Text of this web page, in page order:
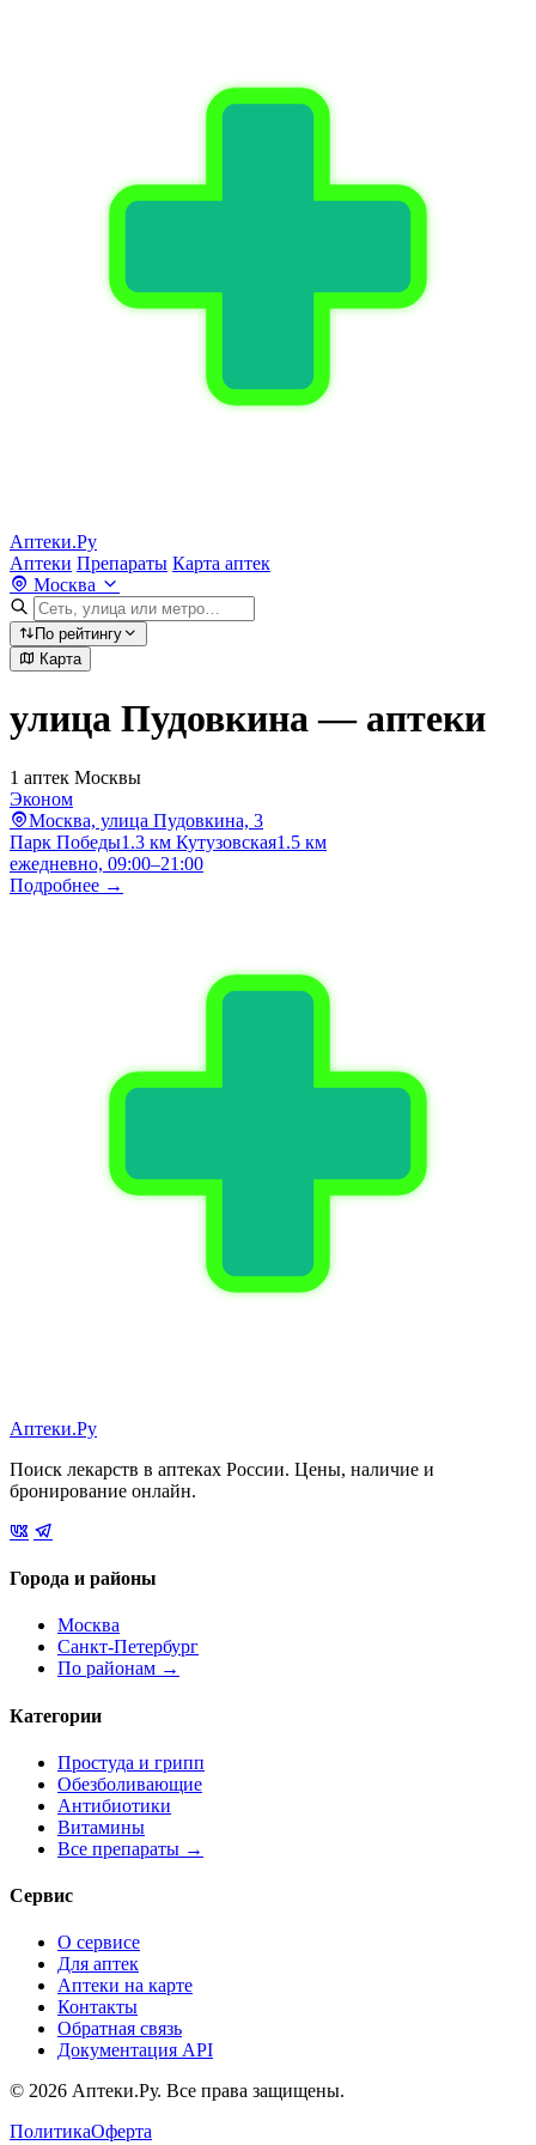
Аптеки.Ру
Аптеки Препараты Карта аптек
Москва
По рейтингу
Карта
улица Пудовкина — аптеки
1 аптек Москвы
Эконом
Москва, улица Пудовкина, 3
Парк Победы1.3 км Кутузовская1.5 км
ежедневно, 09:00–21:00
Подробнее →
Аптеки.Ру
Поиск лекарств в аптеках России. Цены, наличие и
бронирование онлайн.
Города и районы
Москва
Санкт-Петербург
По районам →
Категории
Простуда и грипп
Обезболивающие
Антибиотики
Витамины
Все препараты →
Сервис
О сервисе
Для аптек
Аптеки на карте
Контакты
Обратная связь
Документация API
© 2026 Аптеки.Ру. Все права защищены.
ПолитикаОферта